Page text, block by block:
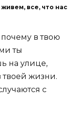
все, что нас
в твою
ты
на улице,
твоей жизни.
с